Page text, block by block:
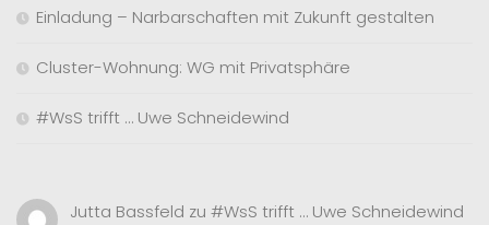
Einladung – Narbarschaften mit Zukunft gestalten
Cluster-Wohnung: WG mit Privatsphäre
#WsS trifft … Uwe Schneidewind
Jutta Bassfeld zu #WsS trifft … Uwe Schneidewind